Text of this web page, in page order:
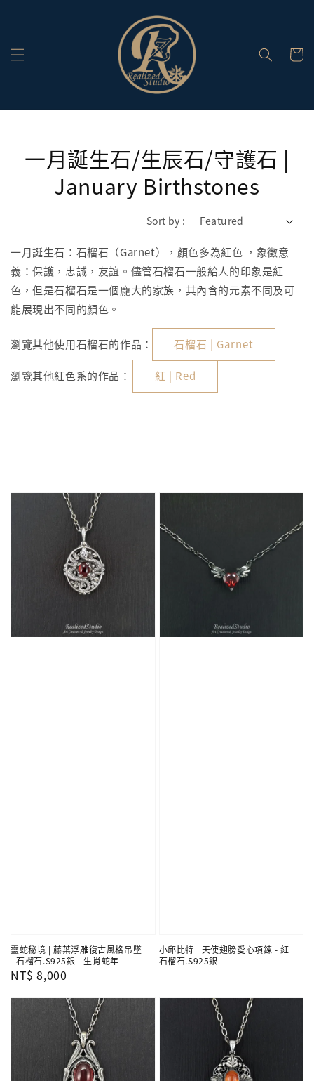
一月誕生石/生辰石/守護石 |
January Birthstones
Sort by :
一月誕生石：石榴石（Garnet），顏色多為紅色 ，象徵意
義：保護，忠誠，友誼。儘管石榴石一般給人的印象是紅
色，但是石榴石是一個龐大的家族，其內含的元素不同及可
能展現出不同的顏色。
瀏覽其他使用石榴石的作品： 石榴石 | Garnet
瀏覽其他紅色系的作品： 紅 | Red
靈蛇秘境 | 藤葉浮雕復古風格吊墜
- 石榴石.S925銀 - 生肖蛇年
Regular
NT$ 8,000
小邱比特 | 天使翅膀愛心項鍊 - 紅
石榴石.S925銀